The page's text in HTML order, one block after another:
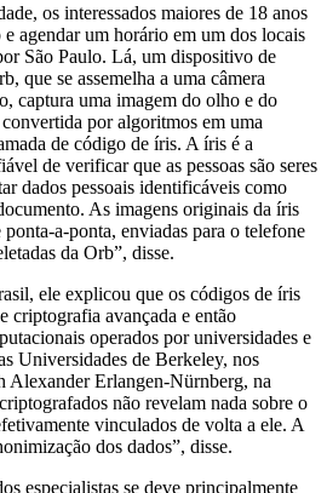
os interessados maiores de 18 anos
agendar um horário em um dos locais
São Paulo. Lá, um dispositivo de
que se assemelha a uma câmera
captura uma imagem do olho e do
por algoritmos em uma
de código de íris. A íris é a
de verificar que as pessoas são seres
dados pessoais identificáveis como
As imagens originais da íris
a-ponta, enviadas para o telefone
da Orb”, disse.
ele explicou que os códigos de íris
criptografia avançada e então
operados por universidades e
Universidades de Berkeley, nos
Alexander Erlangen-Nürnberg, na
não revelam nada sobre o
vinculados de volta a ele. A
dos dados”, disse.
especialistas se deve principalmente